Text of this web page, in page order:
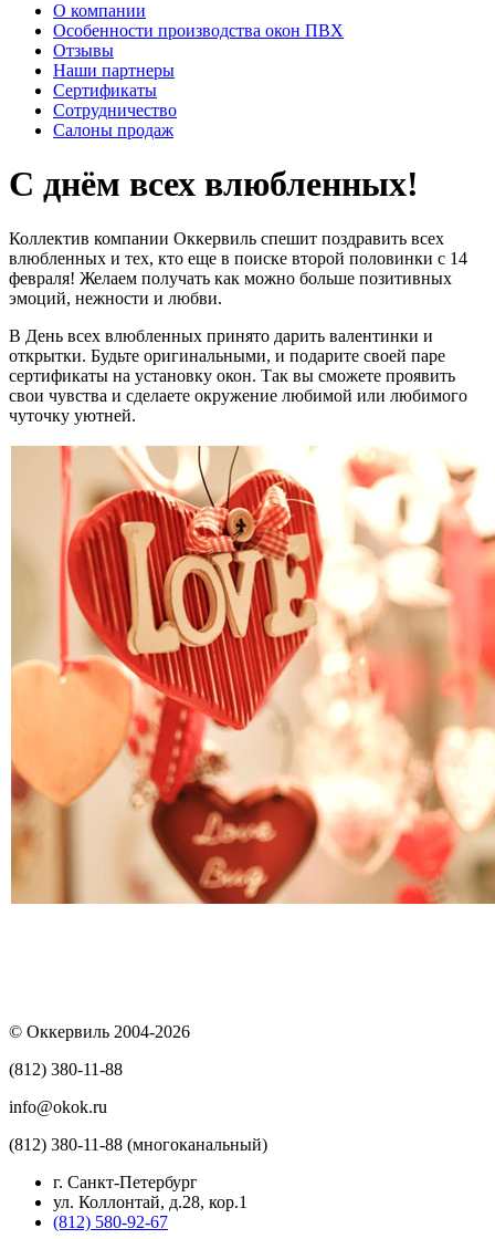
О компании
Особенности производства окон ПВХ
Отзывы
Наши партнеры
Сертификаты
Сотрудничество
Салоны продаж
С днём всех влюбленных!
Коллектив компании Оккервиль спешит поздравить всех
влюбленных и тех, кто еще в поиске второй половинки с 14
февраля! Желаем получать как можно больше позитивных
эмоций, нежности и любви.
В День всех влюбленных принято дарить валентинки и
открытки. Будьте оригинальными, и подарите своей паре
сертификаты на установку окон. Так вы сможете проявить
свои чувства и сделаете окружение любимой или любимого
чуточку уютней.
© Оккервиль 2004-2026
(812) 380-11-88
info@okok.ru
(812) 380-11-88 (многоканальный)
г. Санкт-Петербург
ул. Коллонтай, д.28, кор.1
(812) 580-92-67